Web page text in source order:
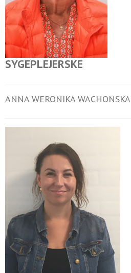
SYGEPLEJERSKE
ANNA WERONIKA WACHONSKA